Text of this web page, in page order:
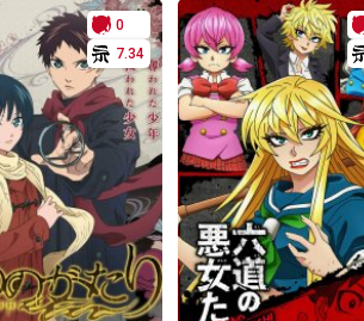
0
7.34